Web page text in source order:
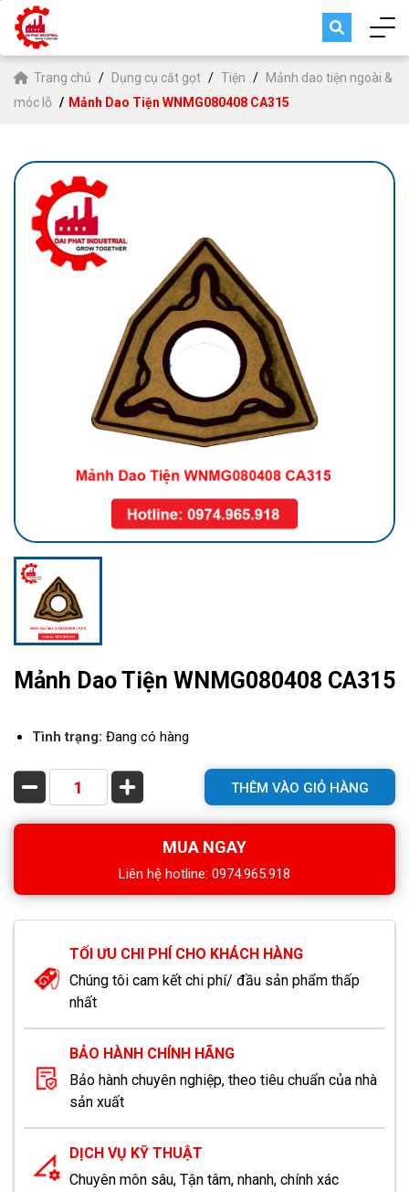
Trang chủ Dụng cụ cắt gọt Tiện
Mảnh dao tiện ngoài &
móc lỗ
Mảnh Dao Tiện WNMG080408 CA315
Mảnh Dao Tiện WNMG080408 CA315
Tình trạng: Đang có hàng
THÊM VÀO GIỎ HÀNG
MUA NGAY
Liên hệ hotline: 0974.965.918
TỐI ƯU CHI PHÍ CHO KHÁCH HÀNG
Chúng tôi cam kết chi phí/ đầu sản phẩm thấp
nhất
BẢO HÀNH CHÍNH HÃNG
Bảo hành chuyên nghiệp, theo tiêu chuẩn của nhà
sản xuất
DỊCH VỤ KỸ THUẬT
Chuyên môn sâu, Tận tâm, nhanh, chính xác